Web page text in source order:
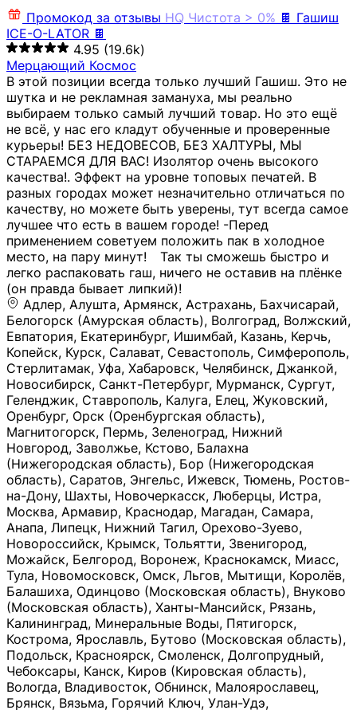
Промокод за отзывы HQ Чистота > 0% 🍫 Гашиш
ICE-O-LATOR 🍫
4.95 (19.6k)
Мерцающий Космос
В этой позиции всегда только лучший Гашиш. Это не
шутка и не рекламная замануха, мы реально
выбираем только самый лучший товар. Но это ещё
не всё, у нас его кладут обученные и проверенные
курьеры! БЕЗ НЕДОВЕСОВ, БЕЗ ХАЛТУРЫ, МЫ
СТАРАЕМСЯ ДЛЯ ВАС! Изолятор очень высокого
качества!. Эффект на уровне топовых печатей. В
разных городах может незначительно отличаться по
качеству, но можете быть уверены, тут всегда самое
лучшее что есть в вашем городе! -Перед
применением советуем положить пак в холодное
место, на пару минут!⠀ Так ты сможешь быстро и
легко распаковать гаш, ничего не оставив на плёнке
(он правда бывает липкий)!
Адлер, Алушта, Армянск, Астрахань, Бахчисарай,
Белогорск (Амурская область), Волгоград, Волжский,
Евпатория, Екатеринбург, Ишимбай, Казань, Керчь,
Копейск, Курск, Салават, Севастополь, Симферополь,
Стерлитамак, Уфа, Хабаровск, Челябинск, Джанкой,
Новосибирск, Санкт-Петербург, Мурманск, Сургут,
Геленджик, Ставрополь, Калуга, Елец, Жуковский,
Оренбург, Орск (Оренбургская область),
Магнитогорск, Пермь, Зеленоград, Нижний
Новгород, Заволжье, Кстово, Балахна
(Нижегородская область), Бор (Нижегородская
область), Саратов, Энгельс, Ижевск, Тюмень, Ростов-
на-Дону, Шахты, Новочеркасск, Люберцы, Истра,
Москва, Армавир, Краснодар, Магадан, Самара,
Анапа, Липецк, Нижний Тагил, Орехово-Зуево,
Новороссийск, Крымск, Тольятти, Звенигород,
Можайск, Белгород, Воронеж, Краснокамск, Миасс,
Тула, Новомосковск, Омск, Льгов, Мытищи, Королёв,
Балашиха, Одинцово (Московская область), Внуково
(Московская область), Ханты-Мансийск, Рязань,
Калининград, Минеральные Воды, Пятигорск,
Кострома, Ярославль, Бутово (Московская область),
Подольск, Красноярск, Смоленск, Долгопрудный,
Чебоксары, Канск, Киров (Кировская область),
Вологда, Владивосток, Обнинск, Малоярославец,
Брянск, Вязьма, Горячий Ключ, Улан-Удэ,